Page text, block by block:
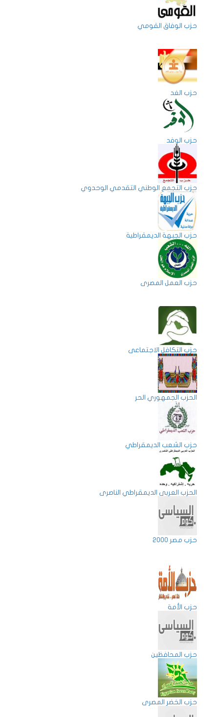
حزب الوفاق القومي
حزب الغد
حزب الوفد
حزب التجمع الوطني التقدمي الوحدوي
حزب الجبهة الديمقراطية
حزب العمل المصرى
حزب التكافل الاجتماعى
الحزب الجمهوري الحر
حزب الشعب الديمقراطي
الحزب العربى الديمقراطي الناصرى
حزب مصر 2000
حزب الأمة
حزب المحافظين
حزب الخضر المصرى